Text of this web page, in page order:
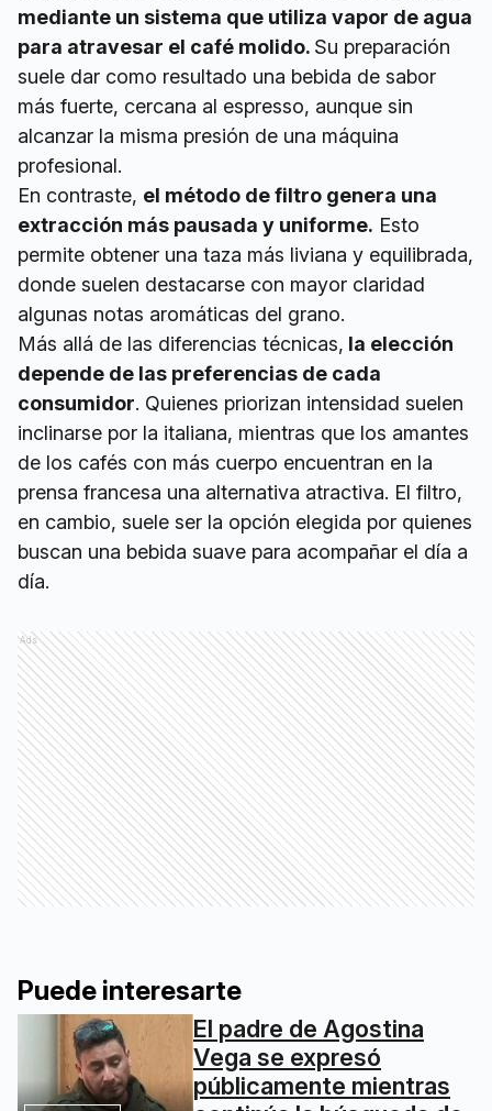
mediante un sistema que utiliza vapor de agua
para atravesar el café molido. Su preparación
suele dar como resultado una bebida de sabor
más fuerte, cercana al espresso, aunque sin
alcanzar la misma presión de una máquina
profesional.
En contraste, el método de filtro genera una
extracción más pausada y uniforme. Esto
permite obtener una taza más liviana y equilibrada,
donde suelen destacarse con mayor claridad
algunas notas aromáticas del grano.
Más allá de las diferencias técnicas, la elección
depende de las preferencias de cada
consumidor. Quienes priorizan intensidad suelen
inclinarse por la italiana, mientras que los amantes
de los cafés con más cuerpo encuentran en la
prensa francesa una alternativa atractiva. El filtro,
en cambio, suele ser la opción elegida por quienes
buscan una bebida suave para acompañar el día a
día.
Ads
Puede interesarte
El padre de Agostina
Vega se expresó
públicamente mientras